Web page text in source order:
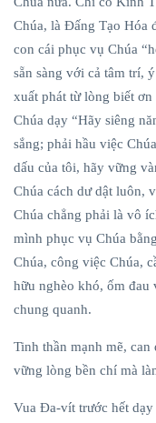
Chúa, là Đấng Tạo Hóa
con cái phục vụ Chúa
sẵn sàng với cả tâm trí,
xuất phát từ lòng biết
Chúa dạy “Hãy siêng
sắng; phải hầu việc
dấu của tôi, hãy vững
Chúa cách dư dật luôn,
Chúa chẳng phải là vô
mình phục vụ Chúa
Chúa, công việc Chúa,
hữu nghèo khó, ốm đau
chung quanh.
Tinh thần mạnh mẽ,
vững lòng bền chí mà
Vua Đa-vít trước hết